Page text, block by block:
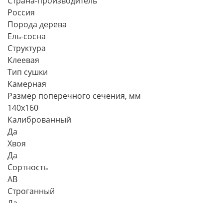
Россия
Порода дерева
Ель-сосна
Структура
Клеевая
Тип сушки
Камерная
Размер поперечного сечения, мм
140х160
Калиброванный
Да
Хвоя
Да
Сортность
АВ
Строганный